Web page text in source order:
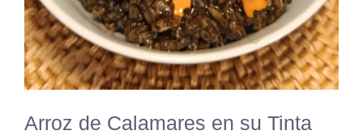
Arroz de Calamares en su Tinta